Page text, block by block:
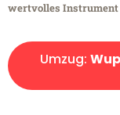
wertvolles
Umzug: